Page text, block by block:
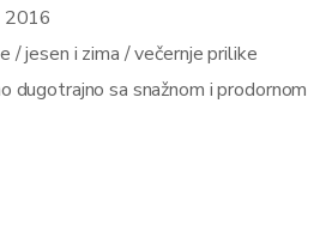
2016
/ jesen i zima / večernje prilike
dugotrajno sa snažnom i prodornom